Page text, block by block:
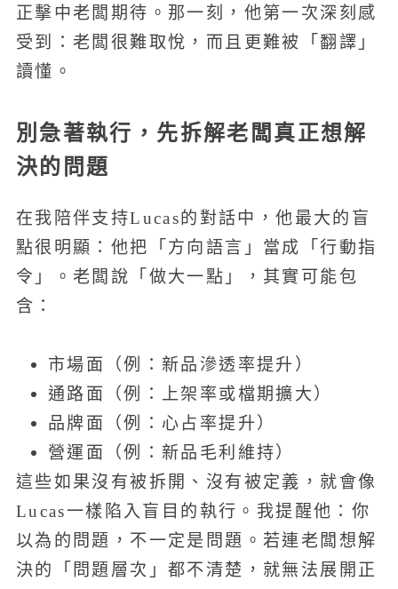
正擊中老闆期待。那一刻，他第一次深刻感
受到：老闆很難取悅，而且更難被「翻譯」
讀懂。
別急著執行，先拆解老闆真正想解
決的問題
在我陪伴支持Lucas的對話中，他最大的盲
點很明顯：他把「方向語言」當成「行動指
令」。老闆說「做大一點」，其實可能包
含：
市場面（例：新品滲透率提升）
通路面（例：上架率或檔期擴大）
品牌面（例：心占率提升）
營運面（例：新品毛利維持）
這些如果沒有被拆開、沒有被定義，就會像
Lucas一樣陷入盲目的執行。我提醒他：你
以為的問題，不一定是問題。若連老闆想解
決的「問題層次」都不清楚，就無法展開正